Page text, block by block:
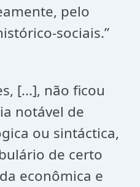
pelo
sociais.”
[...], não ficou
notável de
ou sintáctica,
de certo
econômica e